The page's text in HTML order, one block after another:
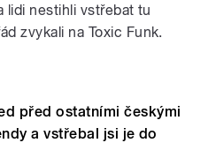
lidi nestihli vstřebat tu
zvykali na Toxic Funk.
před ostatními českými
a vstřebal jsi je do